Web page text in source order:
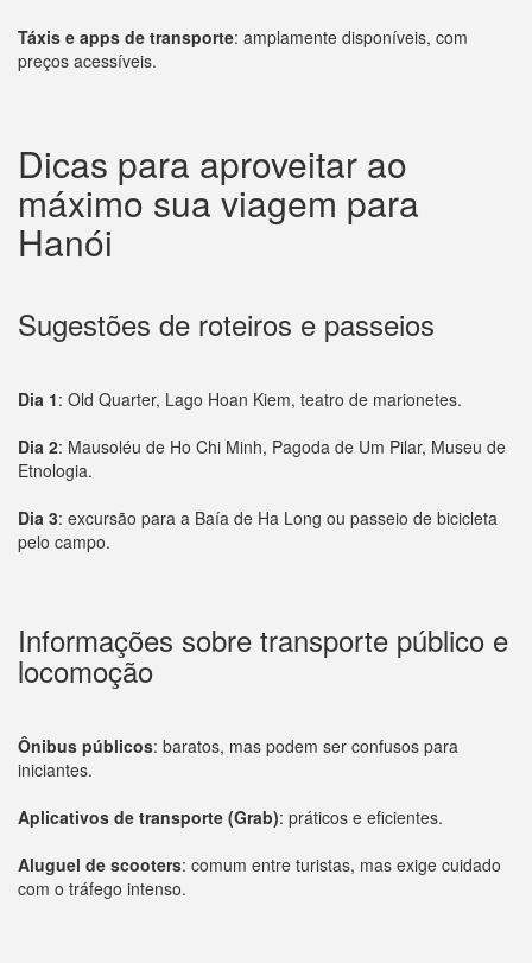
Táxis e apps de transporte: amplamente disponíveis, com
preços acessíveis.
Dicas para aproveitar ao
máximo sua viagem para
Hanói
Sugestões de roteiros e passeios
Dia 1: Old Quarter, Lago Hoan Kiem, teatro de marionetes.
Dia 2: Mausoléu de Ho Chi Minh, Pagoda de Um Pilar, Museu de
Etnologia.
Dia 3: excursão para a Baía de Ha Long ou passeio de bicicleta
pelo campo.
Informações sobre transporte público e
locomoção
Ônibus públicos: baratos, mas podem ser confusos para
iniciantes.
Aplicativos de transporte (Grab): práticos e eficientes.
Aluguel de scooters: comum entre turistas, mas exige cuidado
com o tráfego intenso.